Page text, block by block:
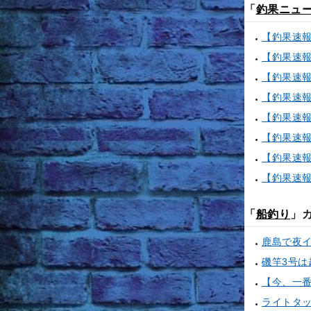
「 釣果ニュ
「 船釣り 」
鹿島で夜
ライトタ